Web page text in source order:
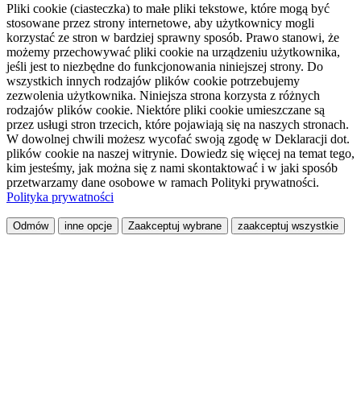
Pliki cookie (ciasteczka) to małe pliki tekstowe, które mogą być
stosowane przez strony internetowe, aby użytkownicy mogli
korzystać ze stron w bardziej sprawny sposób. Prawo stanowi, że
możemy przechowywać pliki cookie na urządzeniu użytkownika,
jeśli jest to niezbędne do funkcjonowania niniejszej strony. Do
wszystkich innych rodzajów plików cookie potrzebujemy
zezwolenia użytkownika. Niniejsza strona korzysta z różnych
rodzajów plików cookie. Niektóre pliki cookie umieszczane są
przez usługi stron trzecich, które pojawiają się na naszych stronach.
W dowolnej chwili możesz wycofać swoją zgodę w Deklaracji dot.
plików cookie na naszej witrynie. Dowiedz się więcej na temat tego,
kim jesteśmy, jak można się z nami skontaktować i w jaki sposób
przetwarzamy dane osobowe w ramach Polityki prywatności.
Polityka prywatności
Odmów inne opcje Zaakceptuj wybrane zaakceptuj wszystkie